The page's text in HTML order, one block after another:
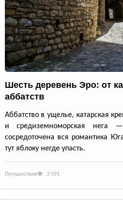
Шесть деревень Эро: от
аббатств
Аббатство в ущелье, катарская
и средиземноморская нега
сосредоточена вся романтика
тут яблоку негде упасть.
Путешествия 3 591